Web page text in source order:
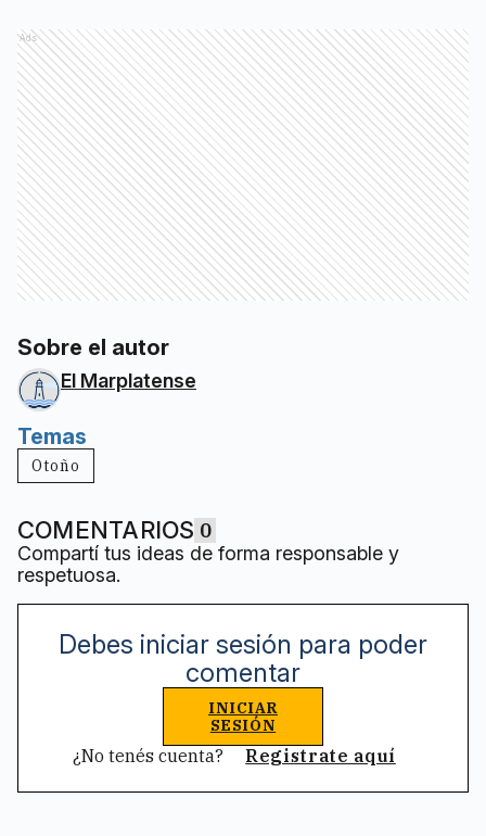
Ads
Sobre el autor
El Marplatense
Temas
Otoño
COMENTARIOS 0
Compartí tus ideas de forma responsable y
respetuosa.
Debes iniciar sesión para poder
comentar
INICIAR
SESIÓN
¿No tenés cuenta? Registrate aquí